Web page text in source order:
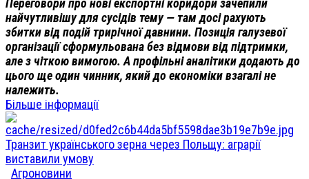
найчутливішу для сусідів тему — там досі рахують
збитки від подій трирічної давнини. Позиція галузевої
організації сформульована без відмови від підтримки,
але з чіткою вимогою. А профільні аналітики додають до
цього ще один чинник, який до економіки взагалі не
належить.
Більше інформації
Транзит українського зерна через Польщу: аграрії
виставили умову
Агроновини